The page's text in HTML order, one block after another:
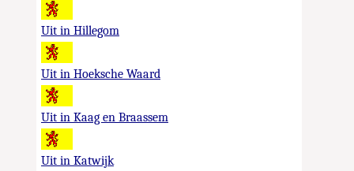
Uit in Hillegom
Uit in Hoeksche Waard
Uit in Kaag en Braassem
Uit in Katwijk